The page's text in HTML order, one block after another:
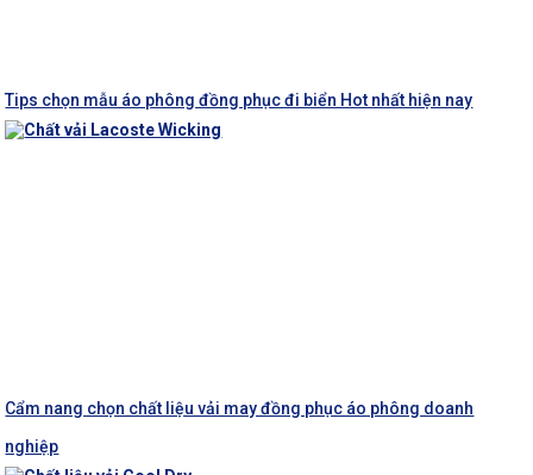
Tips chọn mẫu áo phông đồng phục đi biển Hot nhất hiện nay
Cẩm nang chọn chất liệu vải may đồng phục áo phông doanh
nghiệp